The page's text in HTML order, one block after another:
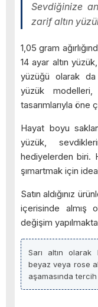
Sevdiğinize
zarif altın
1,05 gram
14 ayar altın
yüzüğü olarak
yüzük
tasarımlarıyla öne
Hayat boyu
yüzük,
hediyelerden biri.
şımartmak için
Satın aldığınız
içerisinde almış
değişim
Sarı altın olarak
beyaz veya rose
aşamasında